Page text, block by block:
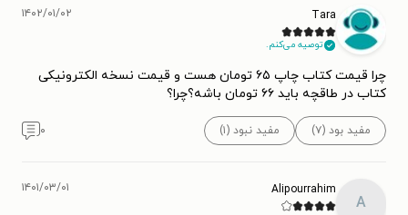
Tara
توصیه می‌کنم.
۱۴۰۲/۰۱/۰۲
چرا قیمت کتاب چاپ ۶۵ تومان هست و قیمت نسخه الکترونیکی
کتاب در طاقچه باید ۶۶ تومان باشه؟چرا؟
مفید بود (۷) مفید نبود (۱) ۰
A
Alipourrahim ۱۴۰۱/۰۳/۰۱